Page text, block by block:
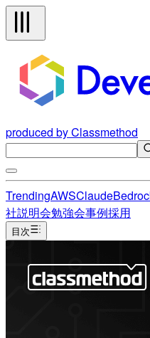
produced by Classmethod
TrendingAWSClaude
社説明会勉強会事例採用
目次